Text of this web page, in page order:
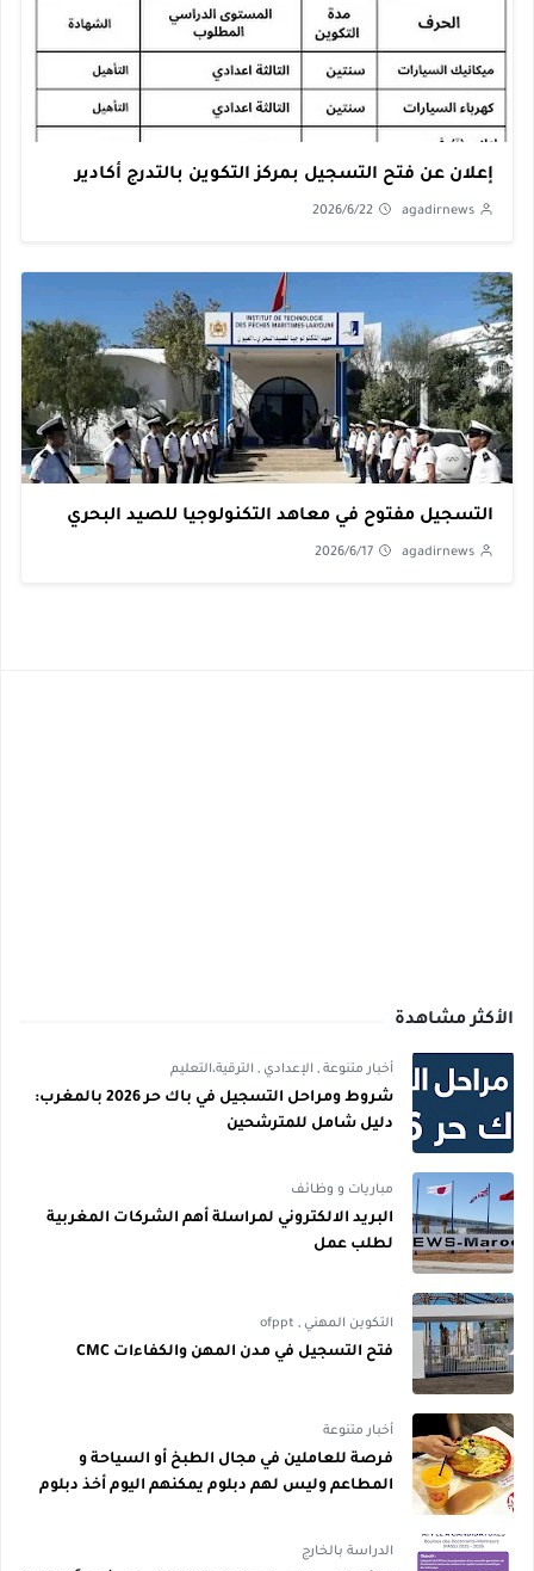
إعلان عن فتح التسجيل بمركز التكوين بالتدرج أكادير
agadirnews
2026/6/22
التسجيل مفتوح في معاهد التكنولوجيا للصيد البحري
agadirnews
2026/6/17
الأكثر مشاهدة
أخبار متنوعة , الإعدادي , الترقية،التعليم
شروط ومراحل التسجيل في باك حر 2026 بالمغرب:
دليل شامل للمترشحين
مباريات و وظائف
البريد الالكتروني لمراسلة أهم الشركات المغربية
لطلب عمل
التكوين المهني ,
ofppt
فتح التسجيل في مدن المهن والكفاءات CMC
أخبار متنوعة
فرصة للعاملين في مجال الطبخ أو السياحة و
المطاعم وليس لهم دبلوم يمكنهم اليوم أخذ دبلوم
الدراسة بالخارج